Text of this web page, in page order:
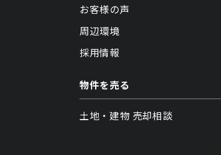
お客様の声
周辺環境
採用情報
物件を売る
土地・建物 売却相談